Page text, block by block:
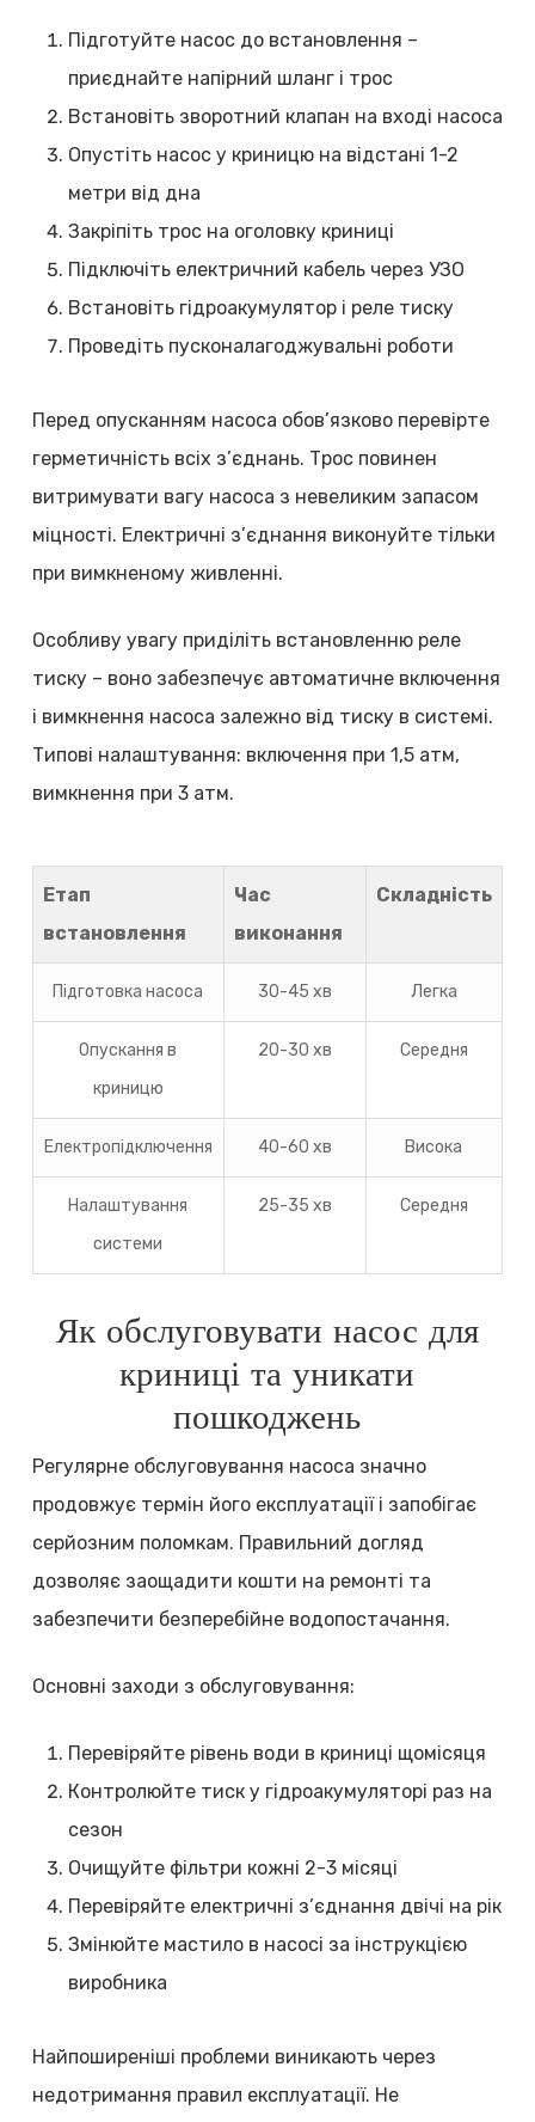
Підготуйте насос до встановлення –
приєднайте напірний шланг і трос
Встановіть зворотний клапан на вході насоса
Опустіть насос у криницю на відстані 1-2
метри від дна
Закріпіть трос на оголовку криниці
Підключіть електричний кабель через УЗО
Встановіть гідроакумулятор і реле тиску
Проведіть пусконалагоджувальні роботи
Перед опусканням насоса обов’язково перевірте
герметичність всіх з’єднань. Трос повинен
витримувати вагу насоса з невеликим запасом
міцності. Електричні з’єднання виконуйте тільки
при вимкненому живленні.
Особливу увагу приділіть встановленню реле
тиску – воно забезпечує автоматичне включення
і вимкнення насоса залежно від тиску в системі.
Типові налаштування: включення при 1,5 атм,
вимкнення при 3 атм.
Етап
встановлення
Час
виконання
Складність
Підготовка насоса 30-45 хв Легка
Опускання в
криницю
20-30 хв Середня
Електропідключення 40-60 хв Висока
Налаштування
системи
25-35 хв Середня
Як обслуговувати насос для
криниці та уникати
пошкоджень
Регулярне обслуговування насоса значно
продовжує термін його експлуатації і запобігає
серйозним поломкам. Правильний догляд
дозволяє заощадити кошти на ремонті та
забезпечити безперебійне водопостачання.
Основні заходи з обслуговування:
Перевіряйте рівень води в криниці щомісяця
Контролюйте тиск у гідроакумуляторі раз на
сезон
Очищуйте фільтри кожні 2-3 місяці
Перевіряйте електричні з’єднання двічі на рік
Змінюйте мастило в насосі за інструкцією
виробника
Найпоширеніші проблеми виникають через
недотримання правил експлуатації. Не